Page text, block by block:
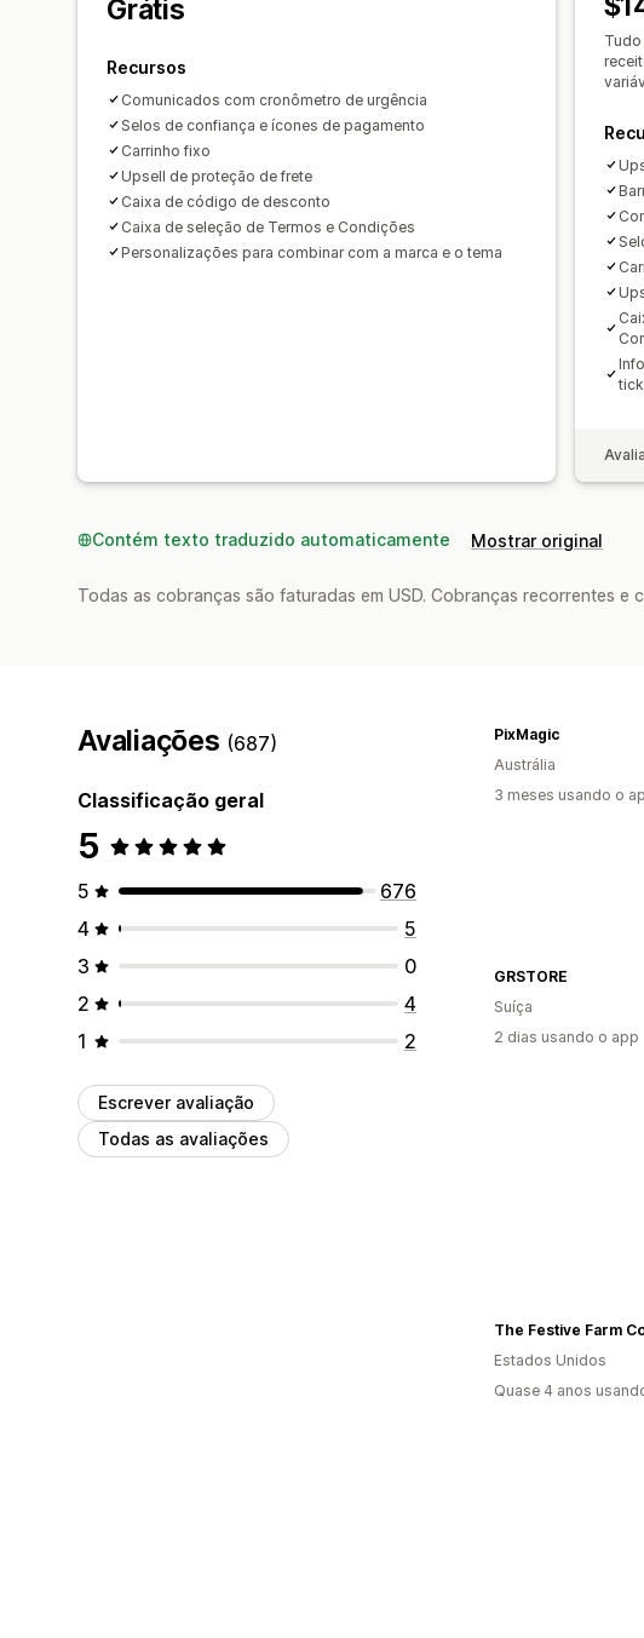
Grátis
Recursos
Comunicados com cronômetro de urgência
Selos de confiança e ícones de pagamento
Carrinho fixo
Upsell de proteção de frete
Caixa de código de desconto
Caixa de seleção de Termos e Condições
Personalizações para combinar com a marca e o tema
Contém texto traduzido automaticamente Mostrar original
Todas as cobranças são faturadas em USD. Cobranças recorrentes
Avaliações (687)
Classificação geral
5
5
676
4
5
3
0
2
4
1
2
Escrever avaliação
Todas as avaliações
PixMagic
Austrália
3 meses usando o
GRSTORE
Suíça
2 dias usando o app
The Festive Farm
Estados Unidos
Quase 4 anos